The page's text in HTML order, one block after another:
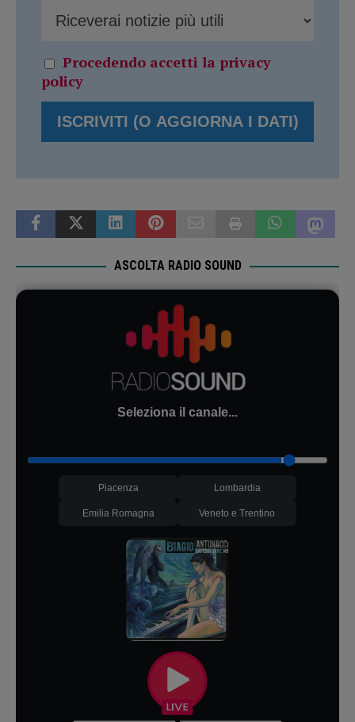
Procedendo accetti la privacy
policy
ASCOLTA RADIO SOUND
Seleziona il canale...
Piacenza Lombardia
Emilia Romagna Veneto e Trentino